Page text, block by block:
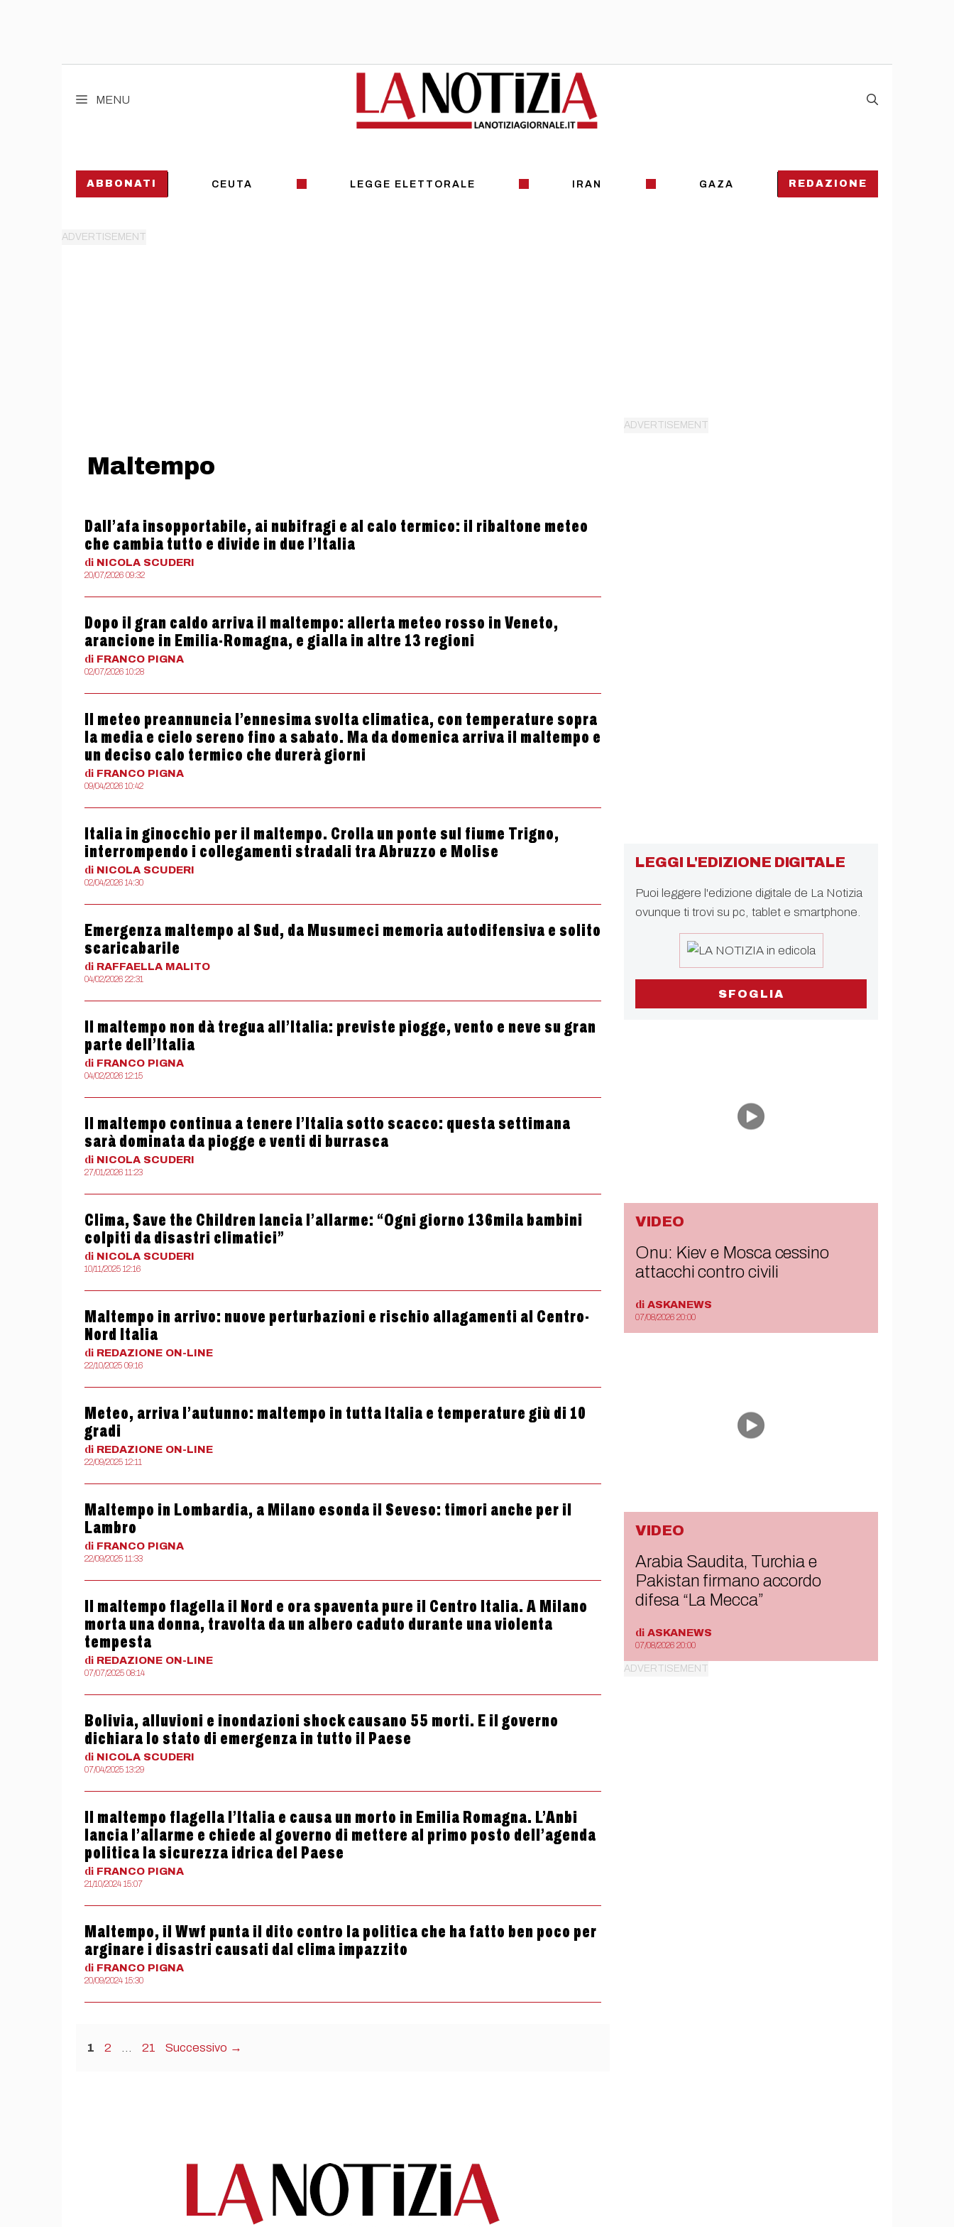
MENU
ABBONATI CEUTA LEGGE ELETTORALE IRAN GAZA REDAZIONE
Maltempo
Dall’afa insopportabile, ai nubifragi e al calo termico: il ribaltone meteo
che cambia tutto e divide in due l’Italia
di NICOLA SCUDERI
20/07/2026 09:32
Dopo il gran caldo arriva il maltempo: allerta meteo rosso in Veneto,
arancione in Emilia-Romagna, e gialla in altre 13 regioni
di FRANCO PIGNA
02/07/2026 10:28
Il meteo preannuncia l’ennesima svolta climatica, con temperature sopra
la media e cielo sereno fino a sabato. Ma da domenica arriva il maltempo e
un deciso calo termico che durerà giorni
di FRANCO PIGNA
09/04/2026 10:42
Italia in ginocchio per il maltempo. Crolla un ponte sul fiume Trigno,
interrompendo i collegamenti stradali tra Abruzzo e Molise
di NICOLA SCUDERI
02/04/2026 14:30
Emergenza maltempo al Sud, da Musumeci memoria autodifensiva e solito
scaricabarile
di RAFFAELLA MALITO
04/02/2026 22:31
Il maltempo non dà tregua all’Italia: previste piogge, vento e neve su gran
parte dell’Italia
di FRANCO PIGNA
04/02/2026 12:15
Il maltempo continua a tenere l’Italia sotto scacco: questa settimana
sarà dominata da piogge e venti di burrasca
di NICOLA SCUDERI
27/01/2026 11:23
Clima, Save the Children lancia l’allarme: “Ogni giorno 136mila bambini
colpiti da disastri climatici”
di NICOLA SCUDERI
10/11/2025 12:16
Maltempo in arrivo: nuove perturbazioni e rischio allagamenti al Centro-
Nord Italia
di REDAZIONE ON-LINE
22/10/2025 09:16
Meteo, arriva l’autunno: maltempo in tutta Italia e temperature giù di 10
gradi
di REDAZIONE ON-LINE
22/09/2025 12:11
Maltempo in Lombardia, a Milano esonda il Seveso: timori anche per il
Lambro
di FRANCO PIGNA
22/09/2025 11:33
Il maltempo flagella il Nord e ora spaventa pure il Centro Italia. A Milano
morta una donna, travolta da un albero caduto durante una violenta
tempesta
di REDAZIONE ON-LINE
07/07/2025 08:14
Bolivia, alluvioni e inondazioni shock causano 55 morti. E il governo
dichiara lo stato di emergenza in tutto il Paese
di NICOLA SCUDERI
07/04/2025 13:29
Il maltempo flagella l’Italia e causa un morto in Emilia Romagna. L’Anbi
lancia l’allarme e chiede al governo di mettere al primo posto dell’agenda
politica la sicurezza idrica del Paese
di FRANCO PIGNA
21/10/2024 15:07
Maltempo, il Wwf punta il dito contro la politica che ha fatto ben poco per
arginare i disastri causati dal clima impazzito
di FRANCO PIGNA
20/09/2024 15:30
Pagina
1 Pagina
2 … Pagina
21 Successivo →
LEGGI L'EDIZIONE DIGITALE
Puoi leggere l'edizione digitale de La Notizia
ovunque ti trovi su pc, tablet e smartphone.
SFOGLIA
VIDEO
Onu: Kiev e Mosca cessino
attacchi contro civili
di ASKANEWS
07/08/2026 20:00
VIDEO
Arabia Saudita, Turchia e
Pakistan firmano accordo
difesa “La Mecca”
di ASKANEWS
07/08/2026 20:00